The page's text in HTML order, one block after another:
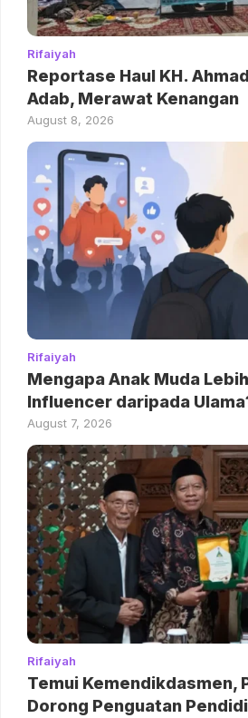
Rifaiyah
Reportase Haul KH.
Adab, Merawat Kenangan
August 8, 2026
Rifaiyah
Mengapa Anak Muda
Influencer daripada
August 7, 2026
Rifaiyah
Temui Kemendikdasmen,
Dorong Penguatan